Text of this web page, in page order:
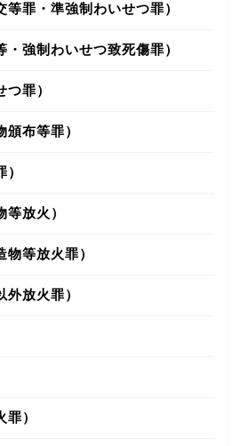
等罪・準強制わいせつ罪）
・強制わいせつ致死傷罪）
罪）
布等罪）
放火）
等放火罪）
放火罪）
）